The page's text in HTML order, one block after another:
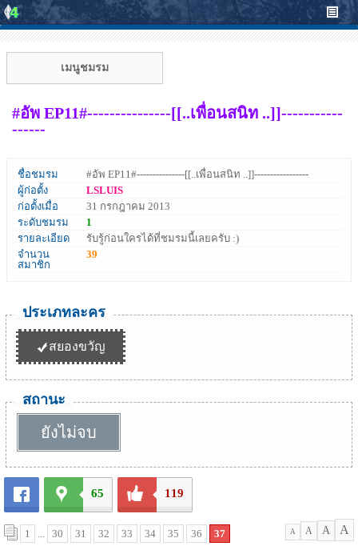
เมนูชมรม
#อัพ EP11#---------------[[..เพื่อนสนิท ..]]-----------
------
ชื่อชมรม
#อัพ EP11#---------------[[..เพื่อนสนิท ..]]-----------------
ผู้ก่อตั้ง
LSLUIS
ก่อตั้งเมื่อ
31 กรกฎาคม 2013
ระดับชมรม
1
รายละเอียด
รับรู้ก่อนใครได้ที่ชมรมนี้เลยครับ :)
จำนวน
สมาชิก
39
ประเภทละคร
สยองขวัญ
สถานะ
ยังไม่จบ
65 119
1 ... 30 31 32 33 34 35 36 37 A A A A